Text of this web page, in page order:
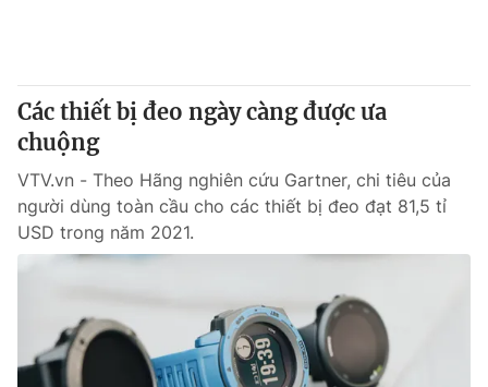
Các thiết bị đeo ngày càng được ưa
chuộng
VTV.vn - Theo Hãng nghiên cứu Gartner, chi tiêu của
người dùng toàn cầu cho các thiết bị đeo đạt 81,5 tỉ
USD trong năm 2021.